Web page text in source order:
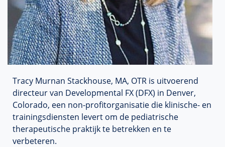
Tracy Murnan Stackhouse, MA, OTR is uitvoerend
directeur van Developmental FX (DFX) in Denver,
Colorado, een non-profitorganisatie die klinische- en
trainingsdiensten levert om de pediatrische
therapeutische praktijk te betrekken en te
verbeteren.